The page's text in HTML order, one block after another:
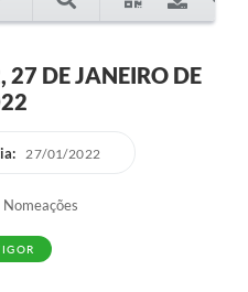
de Direito -
27 DE JANEIRO DE
27/01/2022
Nomeações